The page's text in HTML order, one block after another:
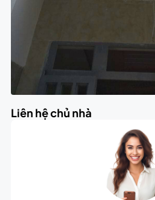
Liên hệ chủ nhà